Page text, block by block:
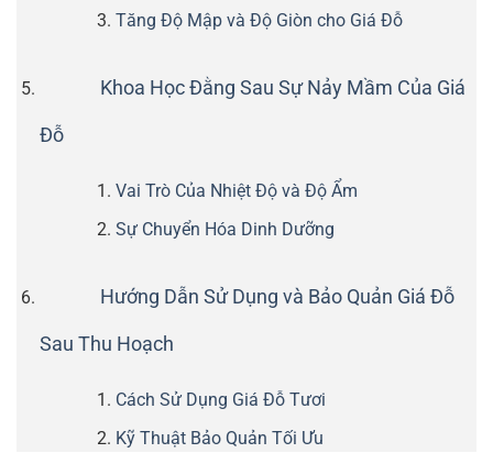
Tăng Độ Mập và Độ Giòn cho Giá Đỗ
Khoa Học Đằng Sau Sự Nảy Mầm Của Giá
Đỗ
Vai Trò Của Nhiệt Độ và Độ Ẩm
Sự Chuyển Hóa Dinh Dưỡng
Hướng Dẫn Sử Dụng và Bảo Quản Giá Đỗ
Sau Thu Hoạch
Cách Sử Dụng Giá Đỗ Tươi
Kỹ Thuật Bảo Quản Tối Ưu